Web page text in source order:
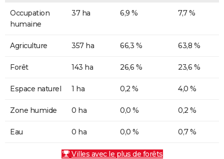
Occupation
humaine
37 ha 6,9 % 7,7 %
Agriculture 357 ha 66,3 % 63,8 %
Forêt 143 ha 26,6 % 23,6 %
Espace naturel 1 ha 0,2 % 4,0 %
Zone humide 0 ha 0,0 % 0,2 %
Eau 0 ha 0,0 % 0,7 %
Villes avec le plus de forêts